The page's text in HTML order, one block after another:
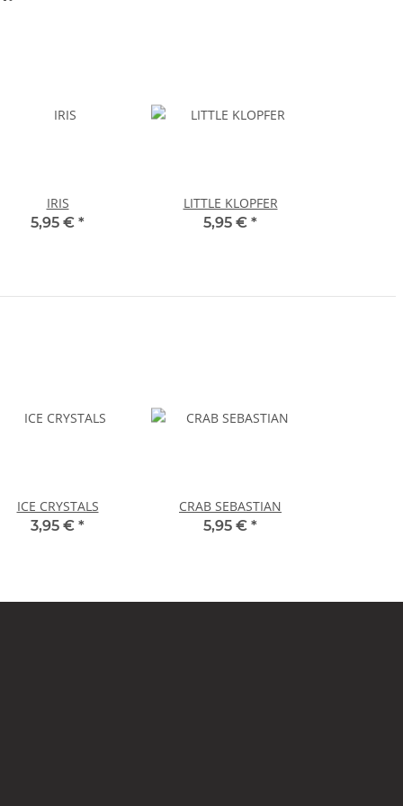
IRIS
5,95 € *
LITTLE KLOPFER
5,95 € *
ICE CRYSTALS
3,95 € *
CRAB SEBASTIAN
5,95 € *